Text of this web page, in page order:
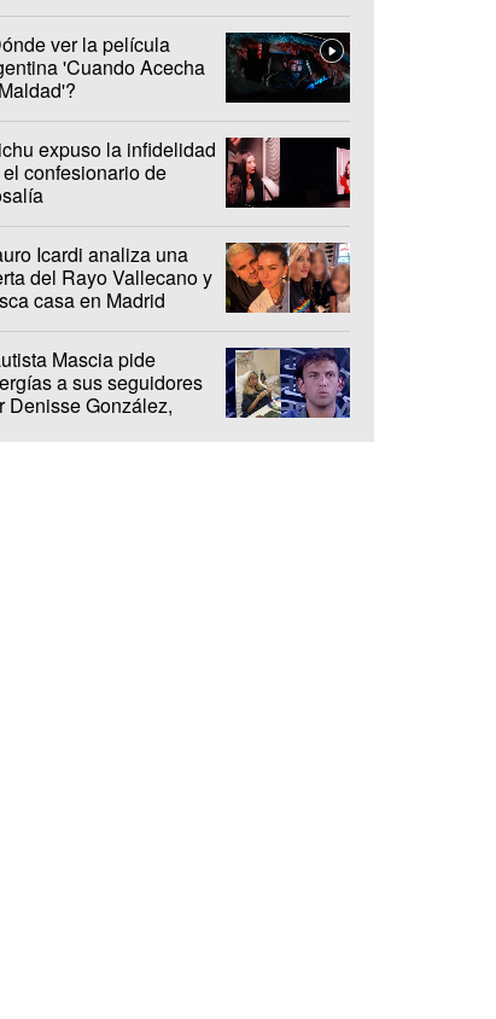
ver la película
'Cuando Acecha
expuso la infidelidad
confesionario de
Icardi analiza una
del Rayo Vallecano y
casa en Madrid
Mascia pide
a sus seguidores
Denisse González,